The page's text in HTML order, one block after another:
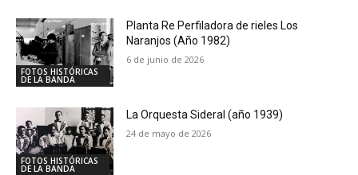
FOTOS HISTÓRICAS
DE LA BANDA
Planta Re Perfiladora de rieles Los
Naranjos (Año 1982)
6 de junio de 2026
FOTOS HISTÓRICAS
DE LA BANDA
La Orquesta Sideral (año 1939)
24 de mayo de 2026